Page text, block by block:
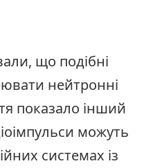
що подібні
нейтронні
показало інший
можуть
системах із